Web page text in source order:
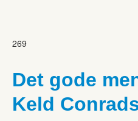
269
Det gode
Keld